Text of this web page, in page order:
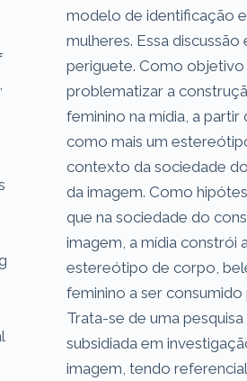
modelo de identificação
mulheres. Essa discussão
periguete. Como
problematizar a
feminino na mídia, a partir
como mais um
contexto da sociedade
da imagem. Como
que na sociedade do
imagem, a mídia constrói
estereótipo de corpo,
feminino a ser
Trata-se de uma
subsidiada em
imagem, tendo